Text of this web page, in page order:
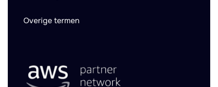
Overige termen